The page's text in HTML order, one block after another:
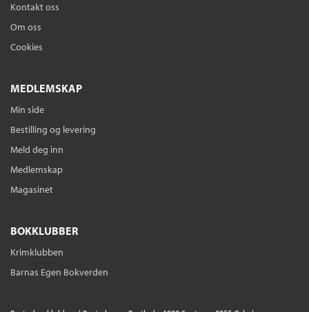
Kontakt oss
Om oss
Cookies
MEDLEMSKAP
Min side
Bestilling og levering
Meld deg inn
Medlemskap
Magasinet
BOKKLUBBER
Krimklubben
Barnas Egen Bokverden